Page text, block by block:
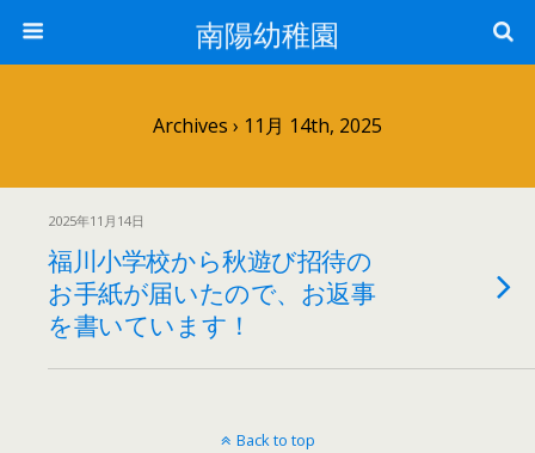
南陽幼稚園
Archives › 11月 14th, 2025
2025年11月14日
福川小学校から秋遊び招待の
お手紙が届いたので、お返事
を書いています！
Back to top